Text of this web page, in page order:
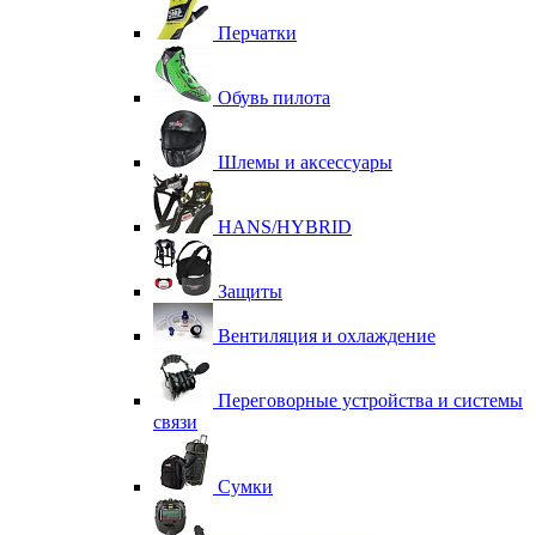
Перчатки
Обувь пилота
Шлемы и аксессуары
HANS/HYBRID
Защиты
Вентиляция и охлаждение
Переговорные устройства и системы
связи
Сумки